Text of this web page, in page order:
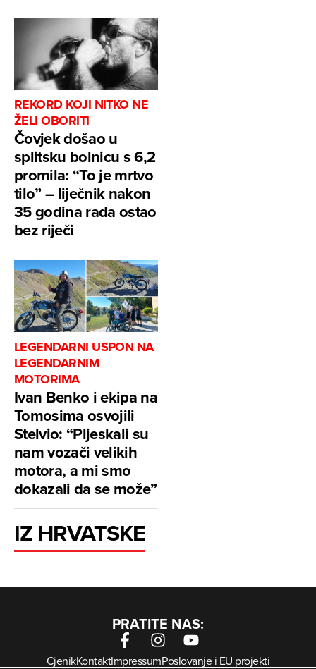
REKORD KOJI NITKO NE
ŽELI OBORITI
Čovjek došao u
splitsku bolnicu s 6,2
promila: “To je mrtvo
tilo” – liječnik nakon
35 godina rada ostao
bez riječi
LEGENDARNI USPON NA
LEGENDARNIM
MOTORIMA
Ivan Benko i ekipa na
Tomosima osvojili
Stelvio: “Pljeskali su
nam vozači velikih
motora, a mi smo
dokazali da se može”
IZ HRVATSKE
PRATITE NAS:
CjenikKontaktImpressumPoslovanje i EU projekti